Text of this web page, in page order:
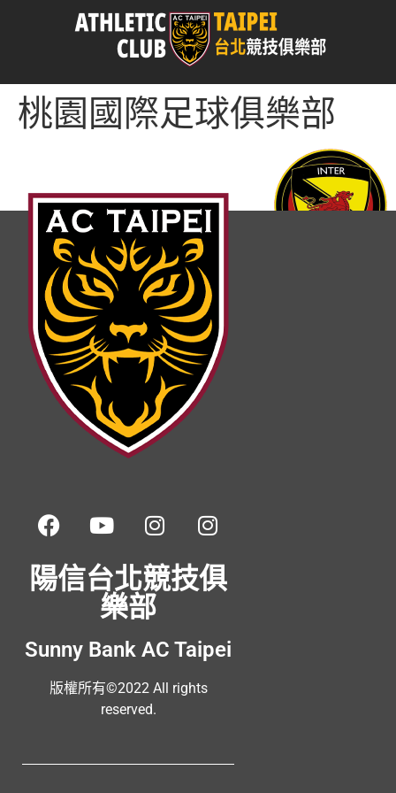
桃園國際足球俱樂部
陽信台北競技俱
樂部
Sunny Bank AC Taipei
版權所有©2022 All rights
reserved.